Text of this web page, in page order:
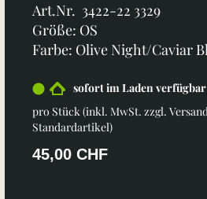
Art.Nr. 3422-22 3329
Größe: OS
Farbe: Olive Night/Caviar
sofort im Laden verfügbar
pro Stück (inkl. MwSt. zzgl.
Standardartikel)
45,00 CHF